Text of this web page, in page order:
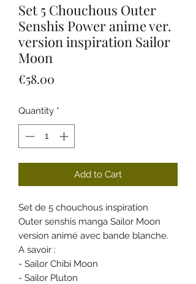
Set 5 Chouchous Outer
Senshis Power anime ver.
version inspiration Sailor
Moon
€58.00
Quantity *
Add to Cart
Set de 5 chouchous inspiration
Outer senshis manga Sailor Moon
version animé avec bande blanche.
A savoir :
- Sailor Chibi Moon
- Sailor Pluton